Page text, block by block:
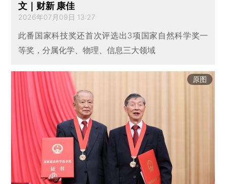
文｜财新 康佳
2026年07月09日 13:27
此番国家科技奖还首次评选出3项国家自然科学奖一
等奖，分属化学、物理、信息三大领域
原图